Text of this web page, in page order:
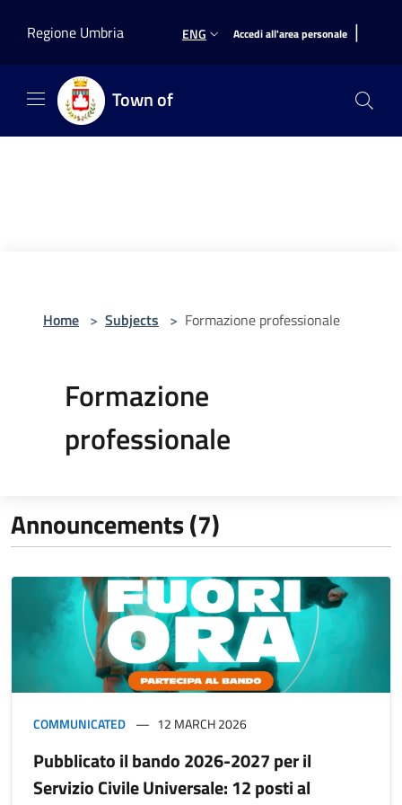
Regione Umbria
ENG Accedi all'area personale |
Town of
Home > Subjects > Formazione professionale
Formazione
professionale
Announcements (7)
COMMUNICATED 12 MARCH 2026
Pubblicato il bando 2026-2027 per il
Servizio Civile Universale: 12 posti al